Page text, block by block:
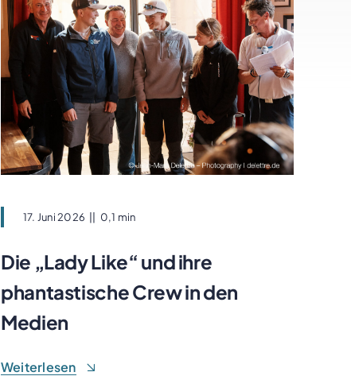
17. Juni 2026 || 0,1 min
Die „Lady Like“ und ihre
phantastische Crew in den
Medien
Weiterlesen